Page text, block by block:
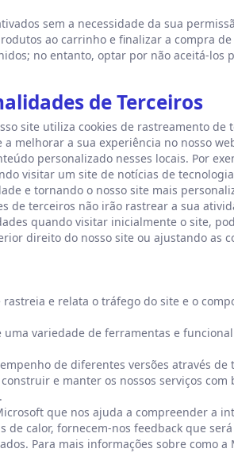
sem a necessidade da sua
ao carrinho e finalizar a compra
no entanto, optar por não aceitá-los
de Terceiros
site utiliza cookies de rastreamento de
melhorar a sua experiência no nosso
personalizado nesses locais. Por
visitar um site de notícias de
e tornando o nosso site mais
de terceiros não irão rastrear a sua
quando visitar inicialmente o site,
direito do nosso site ou ajustando as
e relata o tráfego do site e o
variedade de ferramentas e
de diferentes versões através de
e manter os nossos serviços com
.
que nos ajuda a compreender a
de calor, fornecem-nos feedback que
Para mais informações sobre como a